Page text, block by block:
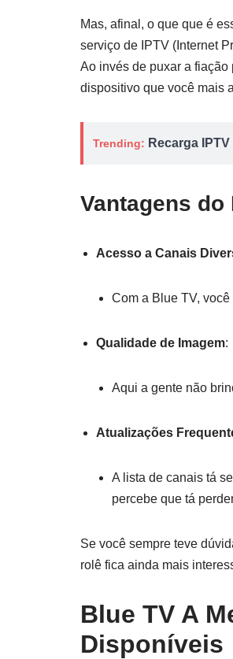
Mas, afinal, o que que é
serviço de IPTV (Internet
Ao invés de puxar a
dispositivo que você mais
Trending: Recarga
Vantagens do
Acesso a Canais
Com a Blue TV,
Qualidade de Imagem:
Aqui a gente não
Atualizações
A lista de canais tá
percebe que tá
Se você sempre teve
rolê fica ainda mais
Blue TV A
Disponíveis